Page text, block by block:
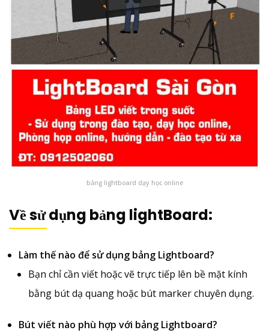
bảng lightboard dạy học online
Về sử dụng bảng lightBoard:
Làm thế nào để sử dụng bảng Lightboard?
Bạn chỉ cần viết hoặc vẽ trực tiếp lên bề mặt kính
bằng bút dạ quang hoặc bút marker chuyên dụng.
Bút viết nào phù hợp với bảng Lightboard?